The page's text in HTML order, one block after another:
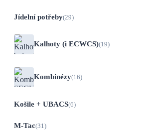
Jídelní potřeby(29)
Kalhoty (i ECWCS)(19)
Kombinézy(16)
Košile + UBACS(6)
M-Tac(31)